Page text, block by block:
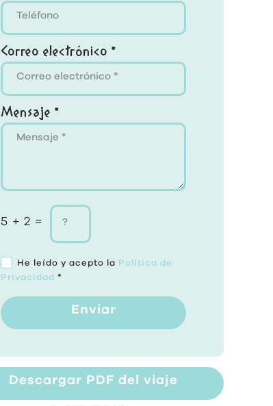
Correo electrónico *
Mensaje *
5 + 2 =
He leído y acepto la Política de
Privacidad *
Enviar
Descargar PDF del viaje